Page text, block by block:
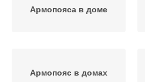
Армопояса в доме
Армопояс в домах